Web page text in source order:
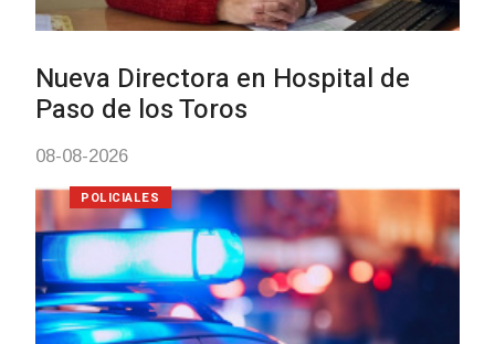
Investigación de policías de
Tacuarembó permitió recuperar
Brasil una camioneta hurtada en
Villa Ansina
04-08-2026
NOTICIAS